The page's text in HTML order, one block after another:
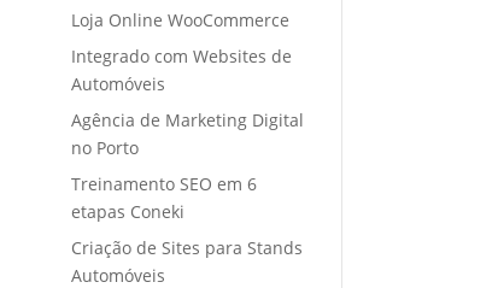
Loja Online WooCommerce
Integrado com Websites de
Automóveis
Agência de Marketing Digital
no Porto
Treinamento SEO em 6
etapas Coneki
Criação de Sites para Stands
Automóveis